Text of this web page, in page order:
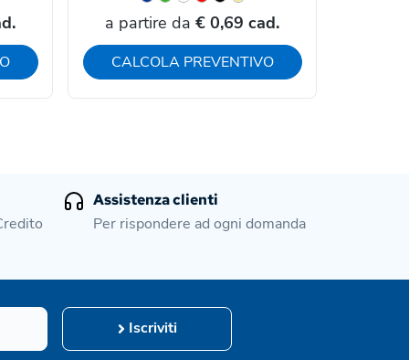
a partire da € 0,69 cad.
CALCOLA PREVENTIVO
Assistenza clienti
Per rispondere ad ogni domanda
Iscriviti